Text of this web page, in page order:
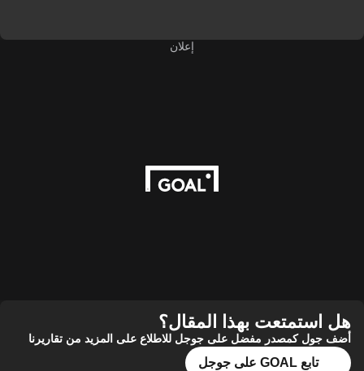
بهذا المقال؟
كمصدر مفضل على جوجل للاطلاع على المزيد من تقاريرنا
تابع GOAL على جوجل